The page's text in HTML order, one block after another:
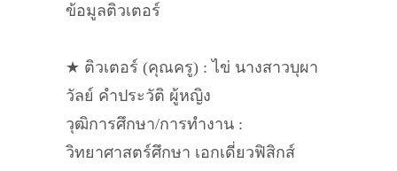
ข้อมูลติวเตอร์
★ ติวเตอร์ (คุณครู) : ไข่ นางสาวบุผา
วัลย์ คำประวัติ ผู้หญิง
วุฒิการศึกษา/การทำงาน :
วิทยาศาสตร์ศึกษา เอกเดี่ยวฟิสิกส์